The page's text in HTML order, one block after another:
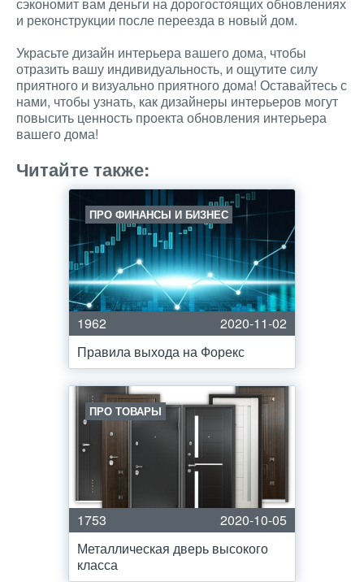
и реконструкции после переезда в новый дом.
Украсьте дизайн интерьера вашего дома, чтобы
отразить вашу индивидуальность, и ощутите силу
приятного и визуально приятного дома! Оставайтесь с
нами, чтобы узнать, как дизайнеры интерьеров могут
повысить ценность проекта обновления интерьера
вашего дома!
Читайте также:
ПРО ФИНАНСЫ И БИЗНЕС
1962
2020-11-02
Правила выхода на Форекс
ПРО ТОВАРЫ
1753
2020-10-05
Металлическая дверь высокого
класса